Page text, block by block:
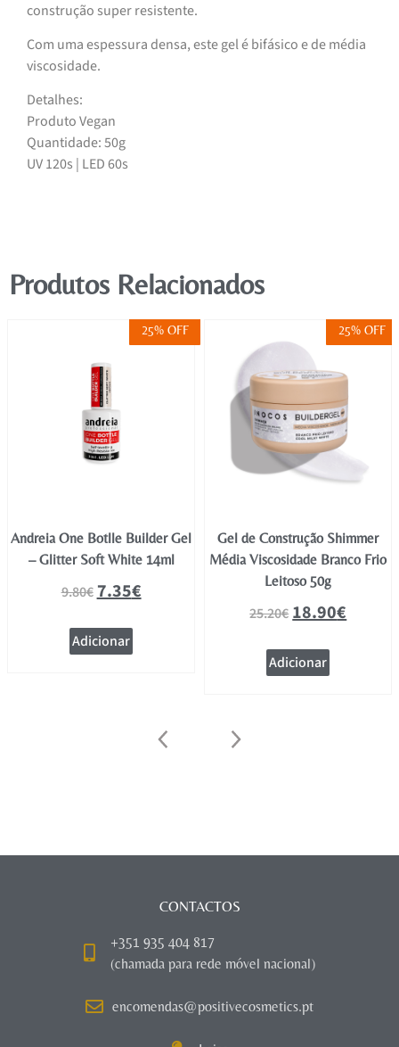
construção super resistente.
Com uma espessura densa, este gel é bifásico e de média
viscosidade.
Detalhes:
Produto Vegan
Quantidade: 50g
UV 120s | LED 60s
Produtos Relacionados
25% OFF
Andreia One Botlle Builder Gel
– Glitter Soft White 14ml
9.80€7.35€
Adicionar
25% OFF
Gel de Construção Shimmer
Média Viscosidade Branco Frio
Leitoso 50g
25.20€18.90€
Adicionar
CONTACTOS
+351 935 404 817
(chamada para rede móvel nacional)
encomendas@positivecosmetics.pt